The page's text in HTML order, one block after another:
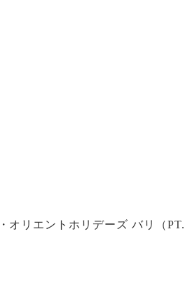
オリエントホリデーズ バリ（